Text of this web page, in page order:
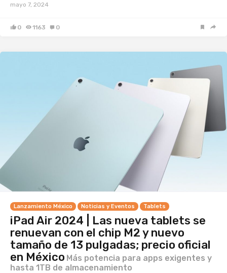
mayo 7, 2024
0 1163 0
Lanzamiento México Noticias y Eventos Tablets
iPad Air 2024 | Las nueva tablets se
renuevan con el chip M2 y nuevo
tamaño de 13 pulgadas; precio oficial
en México Más potencia para apps exigentes y
hasta 1TB de almacenamiento